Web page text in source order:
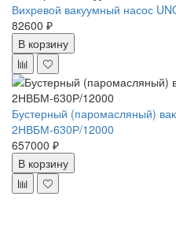
Вихревой вакуумный насос
82600 ₽
В корзину
Бустерный (паромасляный)
2НВБМ-630Р/12000
657000 ₽
В корзину